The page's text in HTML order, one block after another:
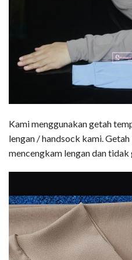
Kami menggunakan getah
lengan / handsock kami.
mencengkam lengan dan